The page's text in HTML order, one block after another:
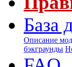
База
Описание
бэкграунды